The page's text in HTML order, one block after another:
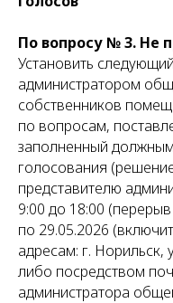
По вопросу № 3. Не
Установить
администратором
собственников
по вопросам,
заполненный
голосования
представителю
9:00 до 18:00
по 29.05.2026
адресам: г. Норильск,
либо посредством
администратора